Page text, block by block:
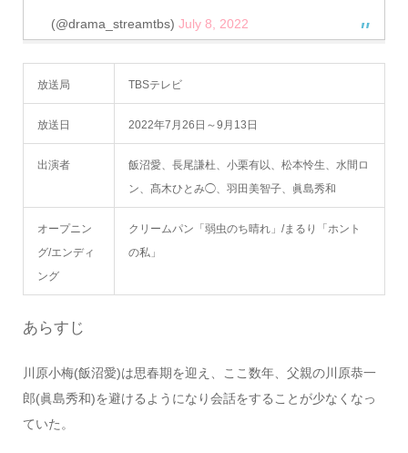
(@drama_streamtbs) July 8, 2022
放送局 TBSテレビ
放送日 2022年7月26日～9月13日
出演者
飯沼愛、長尾謙杜、小栗有以、松本怜生、水間ロ
ン、髙木ひとみ◯、羽田美智子、眞島秀和
オープニン
グ/エンディ
ング
クリームパン「弱虫のち晴れ」/まるり「ホント
の私」
あらすじ
川原小梅(飯沼愛)は思春期を迎え、ここ数年、父親の川原恭一
郎(眞島秀和)を避けるようになり会話をすることが少なくなっ
ていた。